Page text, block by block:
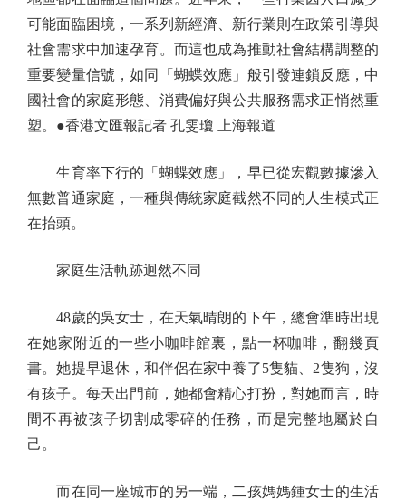
可能面臨困境，一系列新經濟、新行業則在政策引導與
社會需求中加速孕育。而這也成為推動社會結構調整的
重要變量信號，如同「蝴蝶效應」般引發連鎖反應，中
國社會的家庭形態、消費偏好與公共服務需求正悄然重
塑。●香港文匯報記者 孔雯瓊 上海報道
生育率下行的「蝴蝶效應」，早已從宏觀數據滲入
無數普通家庭，一種與傳統家庭截然不同的人生模式正
在抬頭。
家庭生活軌跡迥然不同
48歲的吳女士，在天氣晴朗的下午，總會準時出現
在她家附近的一些小咖啡館裏，點一杯咖啡，翻幾頁
書。她提早退休，和伴侶在家中養了5隻貓、2隻狗，沒
有孩子。每天出門前，她都會精心打扮，對她而言，時
間不再被孩子切割成零碎的任務，而是完整地屬於自
己。
而在同一座城市的另一端，二孩媽媽鍾女士的生活